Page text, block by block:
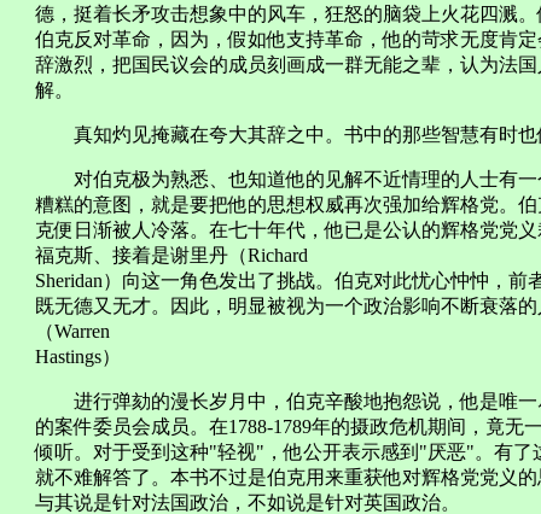
德，挺着长矛攻击想象中的风车，狂怒的脑袋上火花四溅
伯克反对革命，因为，假如他支持革命，他的苛求无度肯
辞激烈，把国民议会的成员刻画成一群无能之辈，认为法
解。
真知灼见掩藏在夸大其辞之中。书中的那些智慧有时也
对伯克极为熟悉、也知道他的见解不近情理的人士有一
糟糕的意图，就是要把他的思想权威再次强加给辉格党。
克便日渐被人冷落。在七十年代，他已是公认的辉格党党
福克斯、接着是谢里丹（Richard
Sheridan）向这一角色发出了挑战。伯克对此忧心忡忡，
既无德又无才。因此，明显被视为一个政治影响不断衰落
（Warren
Hastings）
进行弹劾的漫长岁月中，伯克辛酸地抱怨说，他是唯一
的案件委员会成员。在1788-1789年的摄政危机期间，竟
倾听。对于受到这种"轻视"，他公开表示感到"厌恶"。有
就不难解答了。本书不过是伯克用来重获他对辉格党党义
与其说是针对法国政治，不如说是针对英国政治。